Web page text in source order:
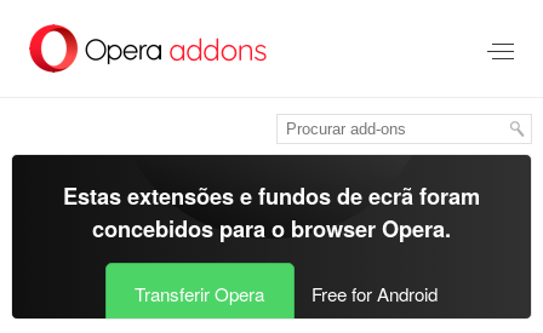
para
Estas extensões e fundos de ecrã foram
concebidos para o browser Opera.
Transferir Opera Free for Android